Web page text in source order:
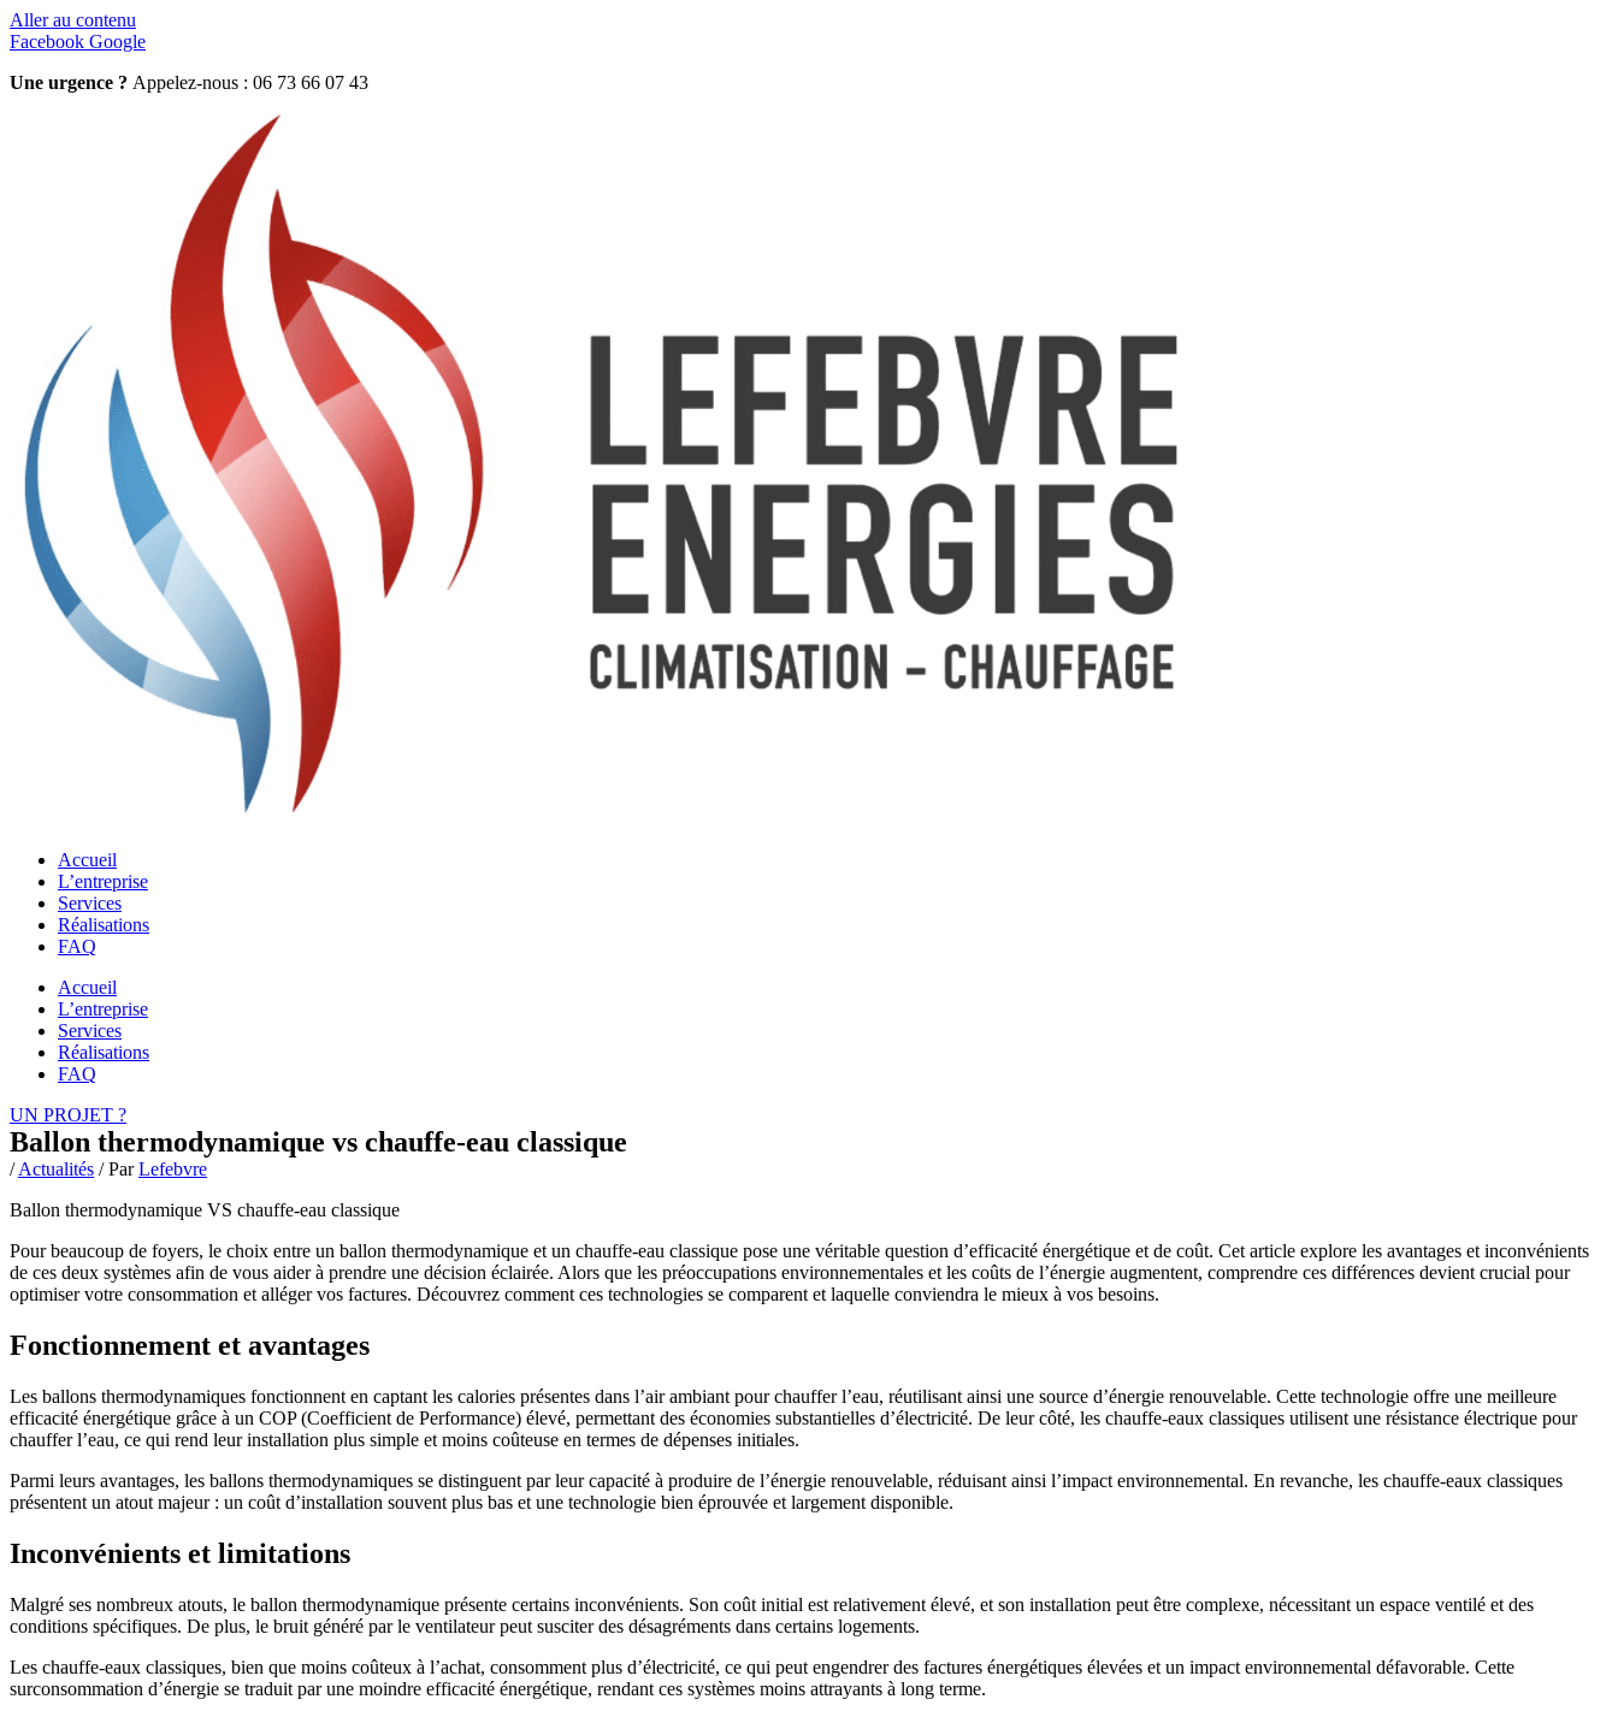
Aller au contenu
Facebook Google
Une urgence ? Appelez-nous : 06 73 66 07 43
Accueil
L’entreprise
Services
Réalisations
FAQ
Accueil
L’entreprise
Services
Réalisations
FAQ
UN PROJET ?
Ballon thermodynamique vs chauffe-eau classique
/Actualités / ParLefebvre
Ballon thermodynamique VS chauffe-eau classique
Pour beaucoup de foyers, le choix entre un ballon thermodynamique et un chauffe-eau classique pose une véritable question d’efficacité énergétique et de coût. Cet article explore les avantages et inconvénients
de ces deux systèmes afin de vous aider à prendre une décision éclairée. Alors que les préoccupations environnementales et les coûts de l’énergie augmentent, comprendre ces différences devient crucial pour
optimiser votre consommation et alléger vos factures. Découvrez comment ces technologies se comparent et laquelle conviendra le mieux à vos besoins.
Fonctionnement et avantages
Les ballons thermodynamiques fonctionnent en captant les calories présentes dans l’air ambiant pour chauffer l’eau, réutilisant ainsi une source d’énergie renouvelable. Cette technologie offre une meilleure
efficacité énergétique grâce à un COP (Coefficient de Performance) élevé, permettant des économies substantielles d’électricité. De leur côté, les chauffe-eaux classiques utilisent une résistance électrique pour
chauffer l’eau, ce qui rend leur installation plus simple et moins coûteuse en termes de dépenses initiales.
Parmi leurs avantages, les ballons thermodynamiques se distinguent par leur capacité à produire de l’énergie renouvelable, réduisant ainsi l’impact environnemental. En revanche, les chauffe-eaux classiques
présentent un atout majeur : un coût d’installation souvent plus bas et une technologie bien éprouvée et largement disponible.
Inconvénients et limitations
Malgré ses nombreux atouts, le ballon thermodynamique présente certains inconvénients. Son coût initial est relativement élevé, et son installation peut être complexe, nécessitant un espace ventilé et des
conditions spécifiques. De plus, le bruit généré par le ventilateur peut susciter des désagréments dans certains logements.
Les chauffe-eaux classiques, bien que moins coûteux à l’achat, consomment plus d’électricité, ce qui peut engendrer des factures énergétiques élevées et un impact environnemental défavorable. Cette
surconsommation d’énergie se traduit par une moindre efficacité énergétique, rendant ces systèmes moins attrayants à long terme.